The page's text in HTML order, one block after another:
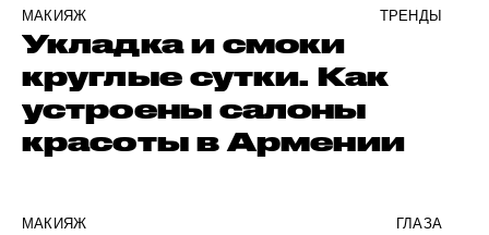
МАКИЯЖ ТРЕНДЫ
Укладка и смоки
круглые сутки. Как
устроены салоны
красоты в Армении
МАКИЯЖ ГЛАЗА